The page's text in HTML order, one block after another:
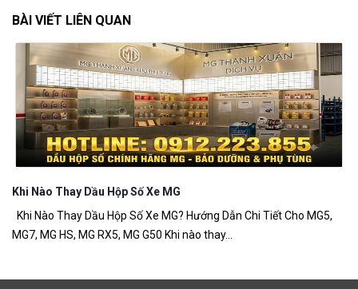
BÀI VIẾT LIÊN QUAN
Khi Nào Thay Dầu Hộp Số Xe MG
Khi Nào Thay Dầu Hộp Số Xe MG? Hướng Dẫn Chi Tiết Cho MG5,
MG7, MG HS, MG RX5, MG G50 Khi nào thay...